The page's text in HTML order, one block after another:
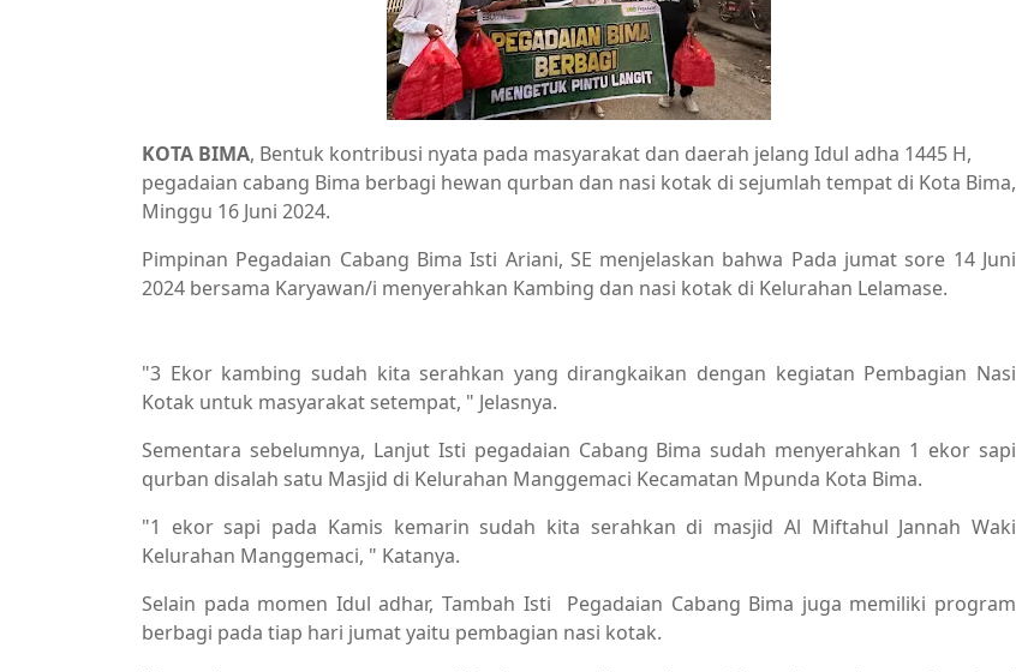
KOTA BIMA, Bentuk kontribusi nyata pada masyarakat dan daerah jelang Idul adha 1445 H,
pegadaian cabang Bima berbagi hewan qurban dan nasi kotak di sejumlah tempat di Kota Bima,
Minggu 16 Juni 2024.
Pimpinan Pegadaian Cabang Bima Isti Ariani, SE menjelaskan bahwa Pada jumat sore 14 Juni
2024 bersama Karyawan/i menyerahkan Kambing dan nasi kotak di Kelurahan Lelamase.
"3 Ekor kambing sudah kita serahkan yang dirangkaikan dengan kegiatan Pembagian Nasi
Kotak untuk masyarakat setempat, " Jelasnya.
Sementara sebelumnya, Lanjut Isti pegadaian Cabang Bima sudah menyerahkan 1 ekor sapi
qurban disalah satu Masjid di Kelurahan Manggemaci Kecamatan Mpunda Kota Bima.
"1 ekor sapi pada Kamis kemarin sudah kita serahkan di masjid Al Miftahul Jannah Waki
Kelurahan Manggemaci, " Katanya.
Selain pada momen Idul adhar, Tambah Isti Pegadaian Cabang Bima juga memiliki program
berbagi pada tiap hari jumat yaitu pembagian nasi kotak.